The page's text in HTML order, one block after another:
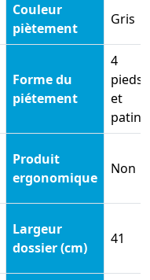
Couleur
piètement
Gris
Forme du
piétement
4
pieds
et
patins
Produit
ergonomique
Non
Largeur
dossier (cm)
41